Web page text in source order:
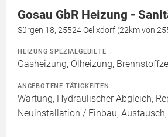
Gosau GbR Heizung -
Sürgen 18, 25524 Oelixdorf (22km von
HEIZUNG SPEZIALGEBIETE
Gasheizung, Ölheizung,
ANGEBOTENE TÄTIGKEITEN
Wartung, Hydraulischer Abgleich,
Neuinstallation / Einbau,